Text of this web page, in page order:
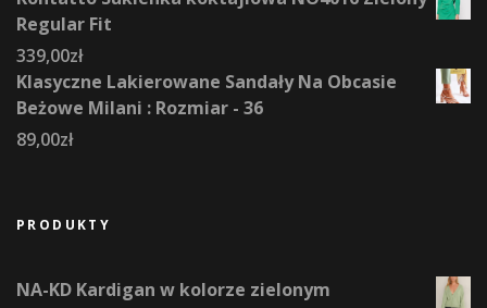
Regular Fit
339,00zł
Klasyczne Lakierowane Sandały Na Obcasie
Beżowe Milani : Rozmiar - 36
89,00zł
PRODUKTY
NA-KD Kardigan w kolorze zielonym